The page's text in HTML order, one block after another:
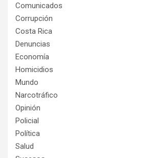
Comunicados
Corrupción
Costa Rica
Denuncias
Economía
Homicidios
Mundo
Narcotráfico
Opinión
Policial
Política
Salud